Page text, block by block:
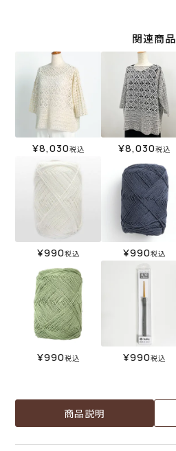
関連商品
¥8,030税込 ¥8,030税込
¥990税込 ¥990税込
¥990税込 ¥990税込
商品説明